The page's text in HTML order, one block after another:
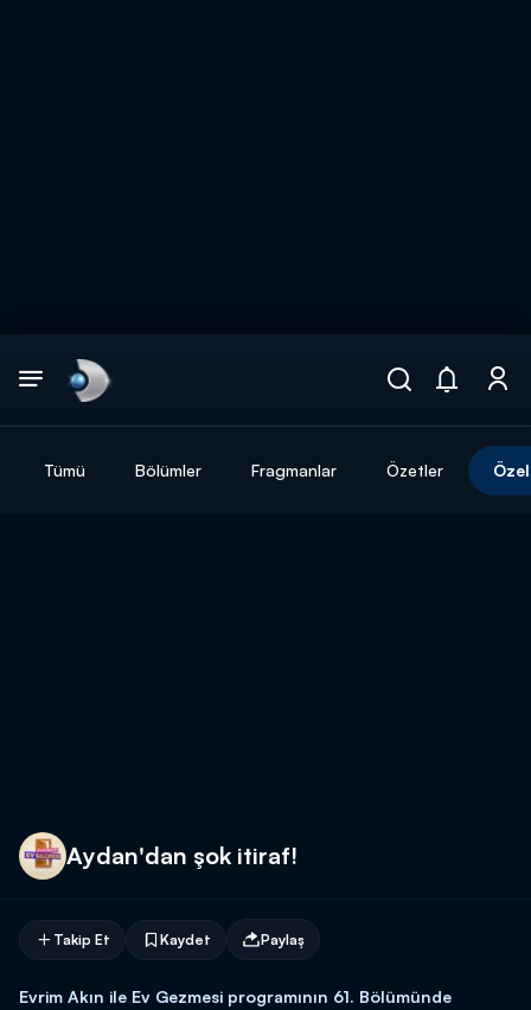
Tümü Bölümler Fragmanlar Özetler
Aydan'dan şok itiraf!
Takip Et Kaydet Paylaş
Evrim Akın ile Ev Gezmesi programının 61. Bölümünde